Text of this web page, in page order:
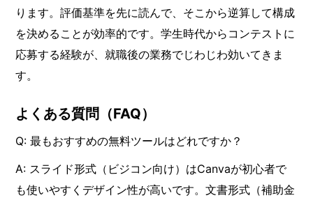
ります。評価基準を先に読んで、そこから逆算して構成
を決めることが効率的です。学生時代からコンテストに
応募する経験が、就職後の業務でじわじわ効いてきま
す。
よくある質問（FAQ）
Q: 最もおすすめの無料ツールはどれですか？
A: スライド形式（ビジコン向け）はCanvaが初心者で
も使いやすくデザイン性が高いです。文書形式（補助金